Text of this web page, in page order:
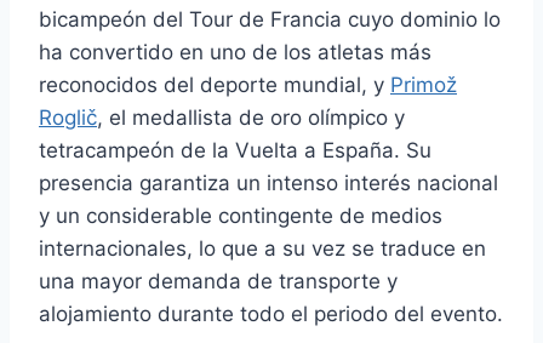
bicampeón del Tour de Francia cuyo dominio lo
ha convertido en uno de los atletas más
reconocidos del deporte mundial, y Primož
Roglič, el medallista de oro olímpico y
tetracampeón de la Vuelta a España. Su
presencia garantiza un intenso interés nacional
y un considerable contingente de medios
internacionales, lo que a su vez se traduce en
una mayor demanda de transporte y
alojamiento durante todo el periodo del evento.